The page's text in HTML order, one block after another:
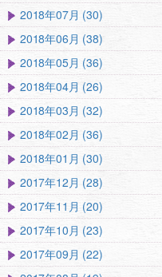
2018年07月 (30)
2018年06月 (38)
2018年05月 (36)
2018年04月 (26)
2018年03月 (32)
2018年02月 (36)
2018年01月 (30)
2017年12月 (28)
2017年11月 (20)
2017年10月 (23)
2017年09月 (22)